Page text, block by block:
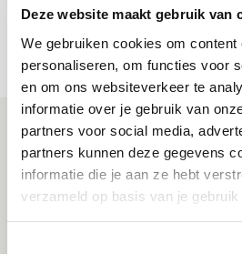
Deze website maakt gebruik van
We gebruiken cookies om content
personaliseren, om functies voor
en om ons websiteverkeer te
informatie over je gebruik van
partners voor social media,
partners kunnen deze gegevens
informatie die je aan ze hebt
verzameld op basis van je gebruik
scoren
14 JULI 2026 - 09:42
NIEUWS